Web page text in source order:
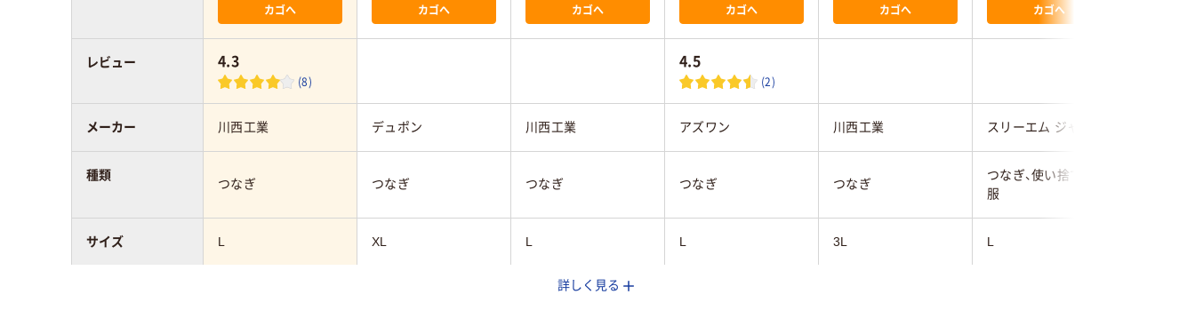
カゴへ カゴへ カゴへ カゴへ カゴへ カゴへ
4.3
(8)
4.5
(2)
川西工業 デュポン 川西工業 アズワン 川西工業 スリーエム ジャパン
つなぎ つなぎ つなぎ つなぎ つなぎ
つなぎ、使い捨て防護
服
L XL L L 3L L
レビュー
メーカー
種類
サイズ
詳しく見る